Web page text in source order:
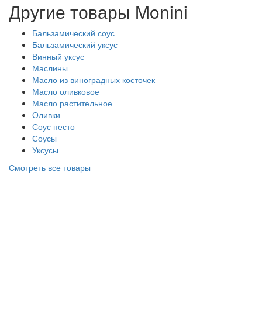
Другие товары Monini
Бальзамический соус
Бальзамический уксус
Винный уксус
Маслины
Масло из виноградных косточек
Масло оливковое
Масло растительное
Оливки
Соус песто
Соусы
Уксусы
Смотреть все товары